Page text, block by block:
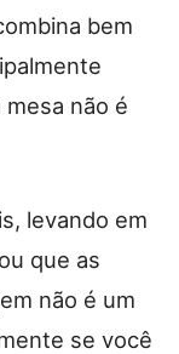
bem
não é
levando em
que as
não é um
se você